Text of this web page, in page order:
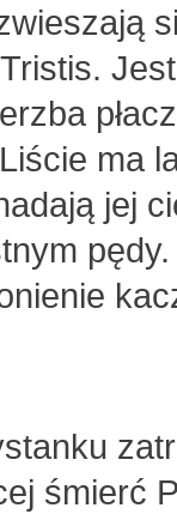
ma
jej
śmierć